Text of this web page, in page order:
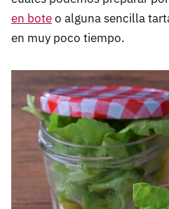
en boteo alguna sencilla
en muy poco tiempo.